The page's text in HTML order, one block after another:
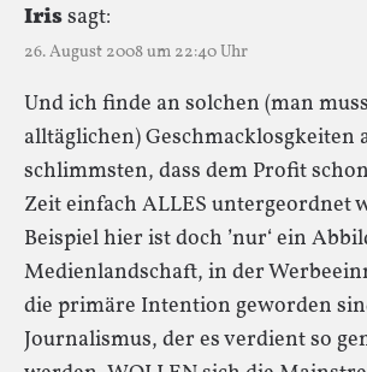
Irissagt:
26. August 2008 um 22:40 Uhr
Und ich finde an solchen (man
alltäglichen) Geschmacklosgkeiten
schlimmsten, dass dem Profit
Zeit einfach ALLES untergeordnet
Beispiel hier ist doch ’nur‘ ein
Medienlandschaft, in der
die primäre Intention geworden
Journalismus, der es verdient so